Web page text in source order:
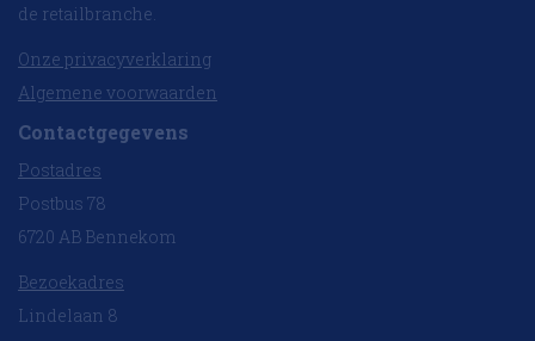
de retailbranche.
Onze privacyverklaring
Algemene voorwaarden
Contactgegevens
Postadres
Postbus 78
6720 AB Bennekom
Bezoekadres
Lindelaan 8